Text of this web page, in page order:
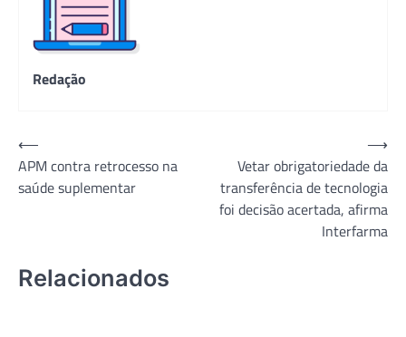
Redação
Navegação
de
Post
⟵
APM contra retrocesso na
saúde suplementar
Vetar obrigatoriedade da
transferência de tecnologia
foi decisão acertada, afirma
Interfarma
⟶
Relacionados